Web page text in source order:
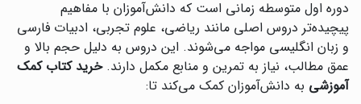
دوره اول متوسطه زمانی است که دانش‌آموزان با مفاهیم
پیچیده‌تر دروس اصلی مانند ریاضی، علوم تجربی، ادبیات فارسی
و زبان انگلیسی مواجه می‌شوند. این دروس به دلیل حجم بالا و
عمق مطالب، نیاز به تمرین و منابع مکمل دارند.خرید کتاب کمک
آموزشی به دانش‌آموزان کمک می‌کند تا: